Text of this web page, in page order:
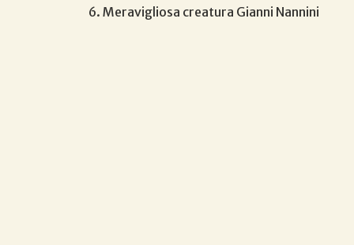
6. Meravigliosa creatura Gianni Nannini